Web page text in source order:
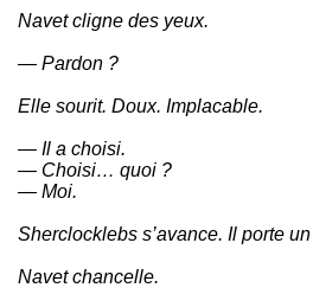
Navet cligne des yeux.
— Pardon ?
Elle sourit. Doux. Implacable.
— Il a choisi.
— Choisi… quoi ?
— Moi.
Sherclocklebs s’avance. Il porte
Navet chancelle.